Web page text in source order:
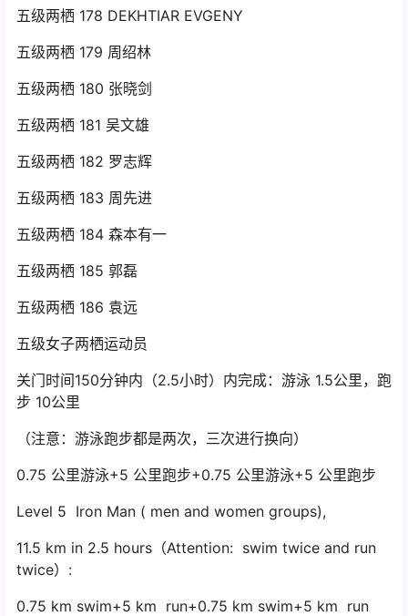
五级两栖 178 DEKHTIAR EVGENY
五级两栖 179 周绍林
五级两栖 180 张晓剑
五级两栖 181 吴文雄
五级两栖 182 罗志辉
五级两栖 183 周先进
五级两栖 184 森本有一
五级两栖 185 郭磊
五级两栖 186 袁远
五级女子两栖运动员
关门时间150分钟内（2.5小时）内完成：游泳 1.5公里，跑
步 10公里
（注意：游泳跑步都是两次，三次进行换向）
0.75 公里游泳+5 公里跑步+0.75 公里游泳+5 公里跑步
Level 5 Iron Man ( men and women groups),
11.5 km in 2.5 hours（Attention: swim twice and run
twice）:
0.75 km swim+5 km run+0.75 km swim+5 km run